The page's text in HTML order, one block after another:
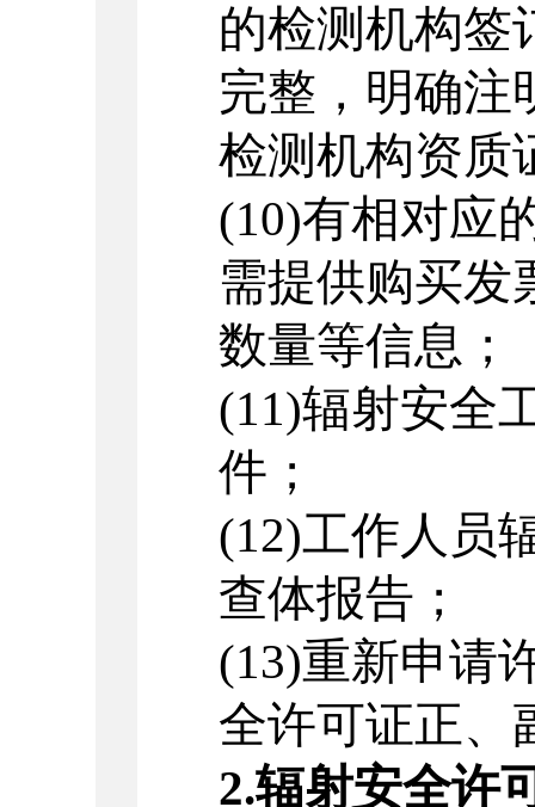
的检测机构签
完整，明确注
检测机构资质
(10)有相对应
需提供购买发
数量等信息；
(11)辐射安全
件；
(12)工作人员
查体报告；
(13)重新申请
全许可证正、
2.辐射安全许